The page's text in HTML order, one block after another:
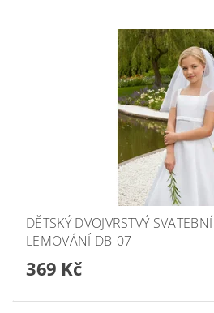
DĚTSKÝ DVOJVRSTVÝ
LEMOVÁNÍ DB-07
369 Kč